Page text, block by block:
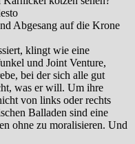
Abgesang auf die Krone
klingt wie eine
und Joint Venture,
bei der sich alle gut
was er will. Um ihre
von links oder rechts
Balladen sind eine
ohne zu moralisieren. Und